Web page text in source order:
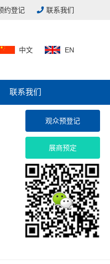
约登记 联系我们
中文 EN
联系我们
观众预登记
展商预定